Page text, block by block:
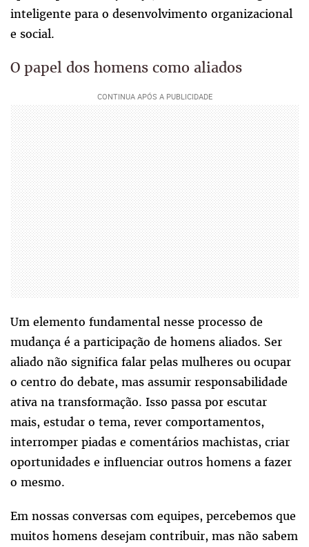
inteligente para o desenvolvimento organizacional
e social.
O papel dos homens como aliados
Um elemento fundamental nesse processo de
mudança é a participação de homens aliados. Ser
aliado não significa falar pelas mulheres ou ocupar
o centro do debate, mas assumir responsabilidade
ativa na transformação. Isso passa por escutar
mais, estudar o tema, rever comportamentos,
interromper piadas e comentários machistas, criar
oportunidades e influenciar outros homens a fazer
o mesmo.
Em nossas conversas com equipes, percebemos que
muitos homens desejam contribuir, mas não sabem